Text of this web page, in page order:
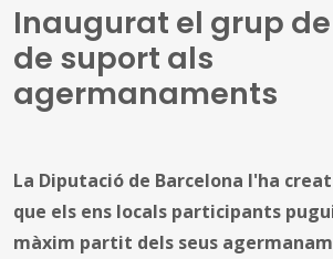
Inaugurat el grup
de suport als
agermanaments
La Diputació de Barcelona l'ha
que els ens locals participants
màxim partit dels seus